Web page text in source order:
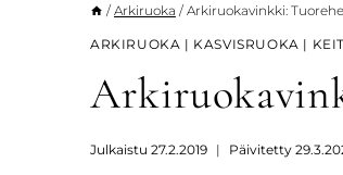
/ Arkiruoka / Arkiruokavinkki:
ARKIRUOKA | KASVISRUOKA |
Julkaistu 27.2.2019 Päivitetty